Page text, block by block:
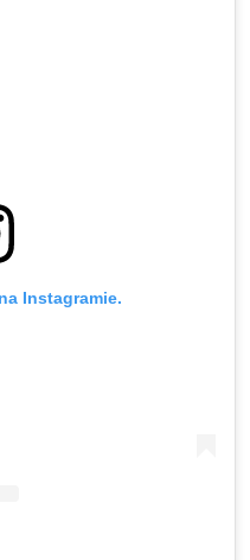
Instagramie.